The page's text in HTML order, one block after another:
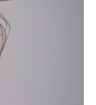
dieses Jahr 100
2025 zum
und -
hat eine